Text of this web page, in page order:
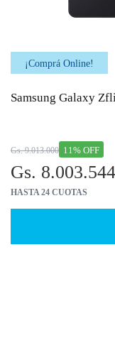
¡Comprá Online!
Samsung Galaxy
11% OFF
Gs. 9.013.000
Gs. 8.003.544
HASTA 24 CUOTAS